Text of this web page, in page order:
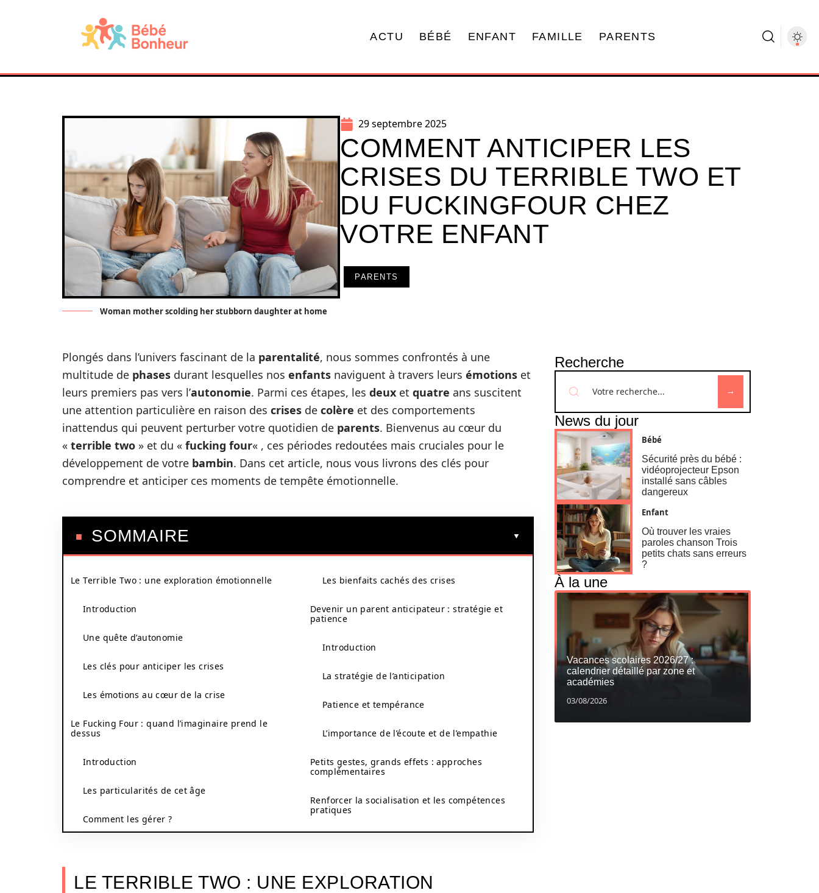
ACTU BÉBÉ ENFANT FAMILLE PARENTS
Woman mother scolding her stubborn daughter at home
29 septembre 2025
COMMENT ANTICIPER LES
CRISES DU TERRIBLE TWO ET
DU FUCKINGFOUR CHEZ
VOTRE ENFANT
PARENTS
Plongés dans l’univers fascinant de la parentalité, nous sommes confrontés à une
multitude de phases durant lesquelles nos enfants naviguent à travers leurs émotions et
leurs premiers pas vers l’autonomie. Parmi ces étapes, les deux et quatre ans suscitent
une attention particulière en raison des crises de colère et des comportements
inattendus qui peuvent perturber votre quotidien de parents. Bienvenus au cœur du
« terrible two » et du « fucking four« , ces périodes redoutées mais cruciales pour le
développement de votre bambin. Dans cet article, nous vous livrons des clés pour
comprendre et anticiper ces moments de tempête émotionnelle.
SOMMAIRE
Le Terrible Two : une exploration émotionnelle
Introduction
Une quête d’autonomie
Les clés pour anticiper les crises
Les émotions au cœur de la crise
Le Fucking Four : quand l’imaginaire prend le
dessus
Introduction
Les particularités de cet âge
Comment les gérer ?
Les bienfaits cachés des crises
Devenir un parent anticipateur : stratégie et
patience
Introduction
La stratégie de l’anticipation
Patience et tempérance
L’importance de l’écoute et de l’empathie
Petits gestes, grands effets : approches
complémentaires
Renforcer la socialisation et les compétences
pratiques
LE TERRIBLE TWO : UNE EXPLORATION
Recherche
News du jour
Bébé
Sécurité près du bébé :
vidéoprojecteur Epson
installé sans câbles
dangereux
Enfant
Où trouver les vraies
paroles chanson Trois
petits chats sans erreurs
?
À la une
Vacances scolaires 2026/27 :
calendrier détaillé par zone et
académies
03/08/2026